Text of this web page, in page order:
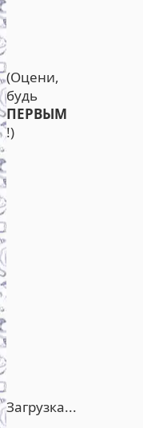
(Оцени,
будь
ПЕРВЫМ
!)
Загрузка...